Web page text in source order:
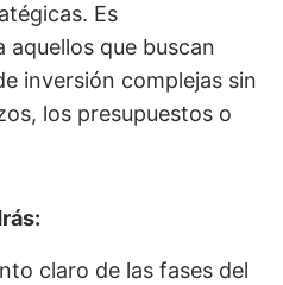
Es
aquellos que buscan
inversión complejas sin
los presupuestos o
claro de las fases del